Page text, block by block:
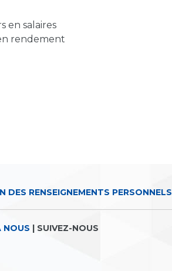
en salaires
rendement
DES RENSEIGNEMENTS PERSONNELS
NOUS | SUIVEZ-NOUS